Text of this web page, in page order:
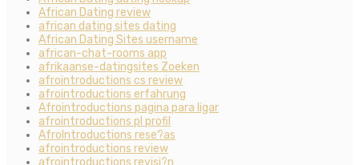
African Dating review
african dating sites dating
African Dating Sites username
african-chat-rooms app
afrikaanse-datingsites Zoeken
afrointroductions cs review
afrointroductions erfahrung
Afrointroductions pagina para ligar
afrointroductions pl profil
AfroIntroductions rese?as
afrointroductions review